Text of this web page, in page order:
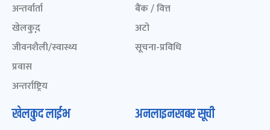
अन्तर्वार्ता
खेलकुद़़
जीवनशैली/स्वास्थ्य
प्रवास
अन्तर्राष्ट्रिय
बैंक / वित्त
अटो
सूचना-प्रविधि
खेलकुद लाईभ अनलाइनखबर सूची